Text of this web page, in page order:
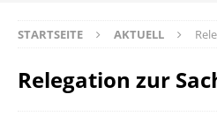
STARTSEITE AKTUELL
Relegation zur